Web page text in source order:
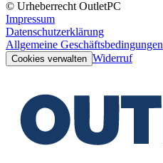
© Urheberrecht OutletPC
Impressum
Datenschutzerklärung
Allgemeine Geschäftsbedingungen
Cookies verwalten Widerruf